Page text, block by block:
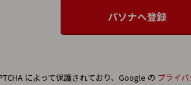
によって保護されており、Google の プライ